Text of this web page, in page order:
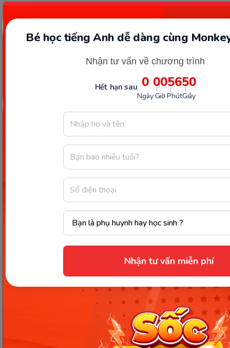
Bé học tiếng Anh dễ dàng cùng
Nhận tư vấn về chương trình
Hết hạn sau 0
Ngày
00
Giờ
56
Phút
49
Giây
Nhận tư vấn miễn phí
Party Freeze Dance Song - The Kiboomers
Preschool Songs - Circle Time Game
Nhạc tiếng Anh cho trẻ 4 tháng
tuổi chủ đề bảng chữ cái
CoComelon